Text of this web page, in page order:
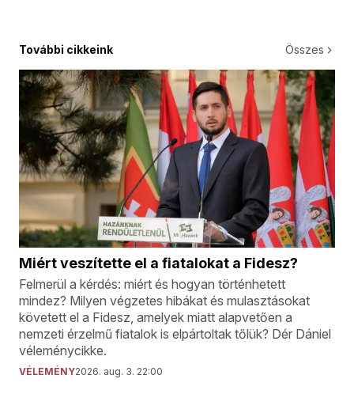
További cikkeink Összes
Miért veszítette el a fiatalokat a Fidesz?
Felmerül a kérdés: miért és hogyan történhetett
mindez? Milyen végzetes hibákat és mulasztásokat
követett el a Fidesz, amelyek miatt alapvetően a
nemzeti érzelmű fiatalok is elpártoltak tőlük? Dér Dániel
véleménycikke.
VÉLEMÉNY2026. aug. 3. 22:00